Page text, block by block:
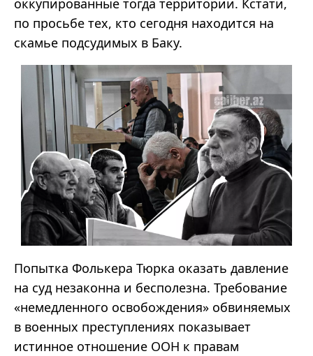
оккупированные тогда территории. Кстати,
по просьбе тех, кто сегодня находится на
скамье подсудимых в Баку.
Попытка Фолькера Тюрка оказать давление
на суд незаконна и бесполезна. Требование
«немедленного освобождения» обвиняемых
в военных преступлениях показывает
истинное отношение ООН к правам